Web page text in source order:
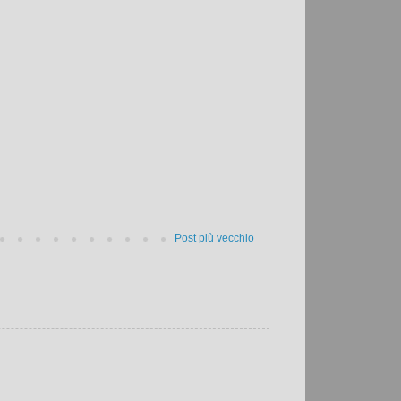
Post più vecchio